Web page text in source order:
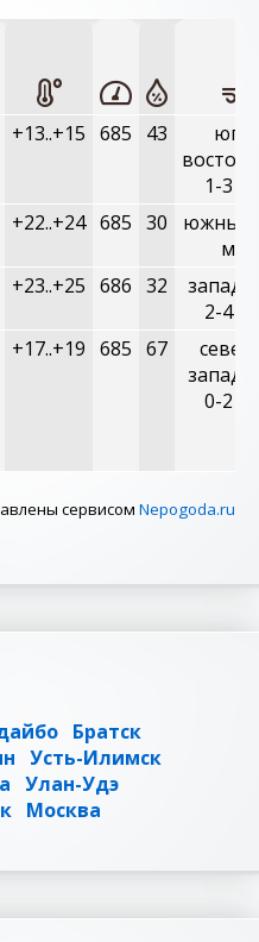
+13..+15 685 43
юго-
1-3
+22..+24 685 30
южный,
м/с
+23..+25 686 32
2-4
+17..+19 685 67
0-2
сервисом Nepogoda.ru
Братск
Усть-Илимск
Улан-Удэ
Москва